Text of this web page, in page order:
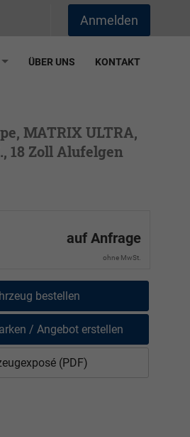
Anmelden
ÜBER UNS KONTAKT
MATRIX ULTRA,
18 Zoll Alufelgen
auf Anfrage
ohne MwSt.
bestellen
/ Angebot erstellen
(PDF)